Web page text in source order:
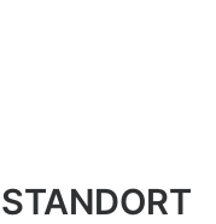
STANDORT